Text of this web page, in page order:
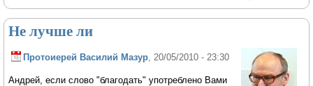
Не лучше ли
Протоиерей Василий Мазур, 20/05/2010 - 23:30
Андрей, если слово "благодать" употреблено Вами